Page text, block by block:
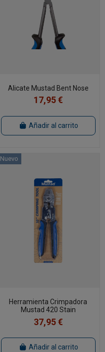
Alicate Mustad Bent Nose
17,95 €
Añadir al carrito
Nuevo
Herramienta Crimpadora
Mustad 420 Stain
37,95 €
Añadir al carrito